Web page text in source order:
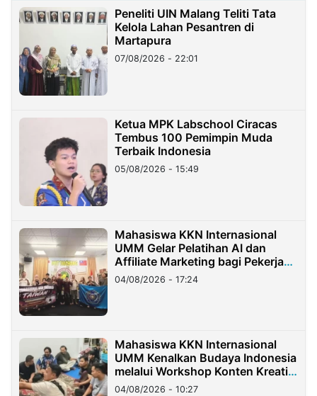
Peneliti UIN Malang Teliti Tata
Kelola Lahan Pesantren di
Martapura
07/08/2026 - 22:01
Ketua MPK Labschool Ciracas
Tembus 100 Pemimpin Muda
Terbaik Indonesia
05/08/2026 - 15:49
Mahasiswa KKN Internasional
UMM Gelar Pelatihan AI dan
Affiliate Marketing bagi Pekerja
Migran Indonesia di Taiwan
04/08/2026 - 17:24
Mahasiswa KKN Internasional
UMM Kenalkan Budaya Indonesia
melalui Workshop Konten Kreatif
di Taiwan
04/08/2026 - 10:27